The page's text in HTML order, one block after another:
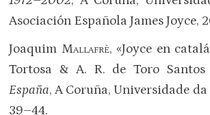
Asociación Española James Joyce,
Joaquim Mallafrè, «Joyce en
Tortosa & A. R. de Toro Santos
España, A Coruña, Universidade da
39–44.